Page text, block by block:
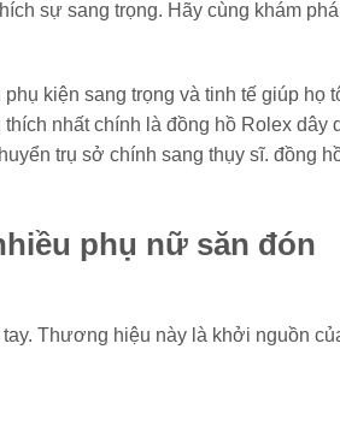
sự sang trọng. Hãy cùng khám phá
kiện sang trọng và tinh tế giúp họ
nhất chính là đồng hồ Rolex dây
trụ sở chính sang thụy sĩ. đồng
phụ nữ săn đón
Thương hiệu này là khởi nguồn